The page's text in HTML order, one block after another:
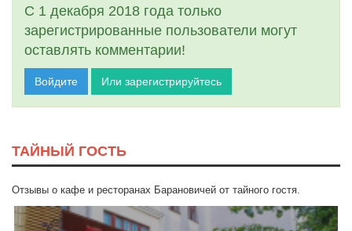
С 1 декабря 2018 года только
зарегистрированные пользователи могут
оставлять комментарии!
Войдите Или зарегистрируйтесь
ТАЙНЫЙ ГОСТЬ
Отзывы о кафе и ресторанах Барановичей от тайного гостя.